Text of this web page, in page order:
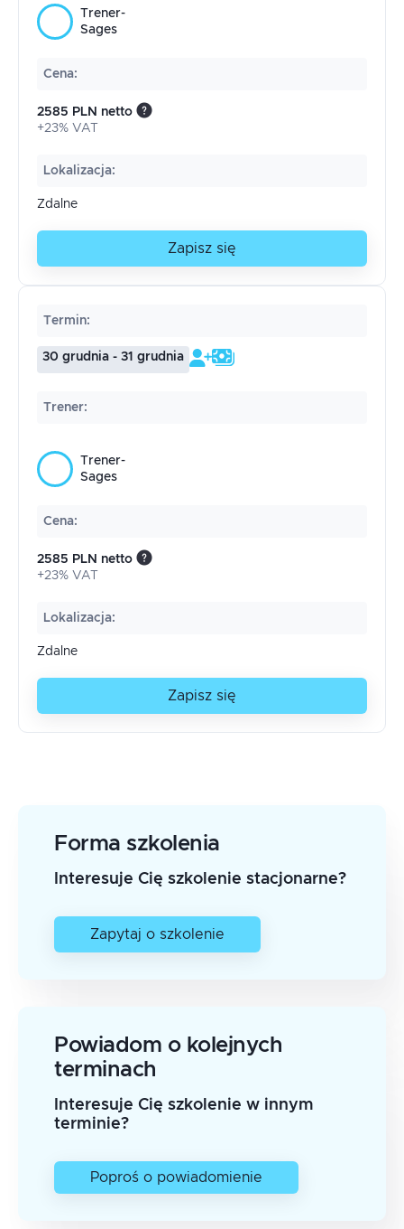
Trener-
Sages
Cena:
2585 PLN netto
+23% VAT
Lokalizacja:
Zdalne
Zapisz się
Termin:
30 grudnia - 31 grudnia
Trener:
Trener-
Sages
Cena:
2585 PLN netto
+23% VAT
Lokalizacja:
Zdalne
Zapisz się
Forma szkolenia
Interesuje Cię szkolenie stacjonarne?
Zapytaj o szkolenie
Powiadom o kolejnych
terminach
Interesuje Cię szkolenie w innym
terminie?
Poproś o powiadomienie